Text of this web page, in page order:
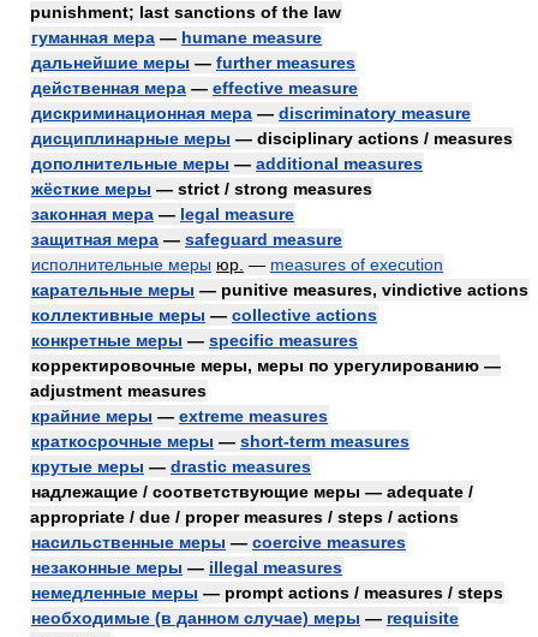
punishment; last sanctions of the law
гуманная мера — humane measure
дальнейшие меры — further measures
действенная мера — effective measure
дискриминационная мера — discriminatory measure
дисциплинарные меры — disciplinary actions / measures
дополнительные меры — additional measures
жёсткие меры — strict / strong measures
законная мера — legal measure
защитная мера — safeguard measure
исполнительные меры юр. — measures of execution
карательные меры — punitive measures, vindictive actions
коллективные меры — collective actions
конкретные меры — specific measures
корректировочные меры, меры по урегулированию —
adjustment measures
крайние меры — extreme measures
краткосрочные меры — short-term measures
крутые меры — drastic measures
надлежащие / соответствующие меры — adequate /
appropriate / due / proper measures / steps / actions
насильственные меры — coercive measures
незаконные меры — illegal measures
немедленные меры — prompt actions / measures / steps
необходимые (в данном случае) меры — requisite